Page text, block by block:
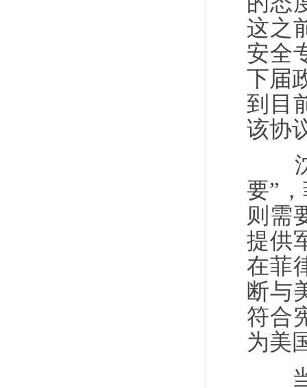
这之
安全
下届
到目
该协
沈
要”
则需
提供
在菲
断与
符合
为美
当